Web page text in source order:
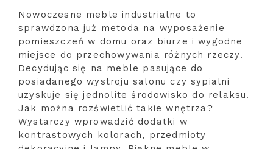
Nowoczesne meble industrialne to
sprawdzona już metoda na wyposażenie
pomieszczeń w domu oraz biurze i wygodne
miejsce do przechowywania różnych rzeczy.
Decydując się na meble pasujące do
posiadanego wystroju salonu czy sypialni
uzyskuje się jednolite środowisko do relaksu.
Jak można rozświetlić takie wnętrza?
Wystarczy wprowadzić dodatki w
kontrastowych kolorach, przedmioty